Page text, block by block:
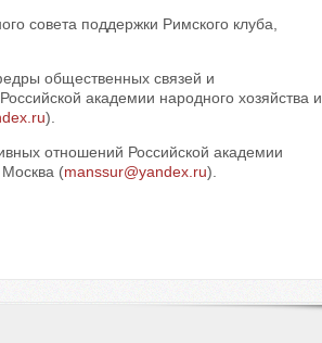
совета поддержки Римского клуба,
общественных связей и
академии народного хозяйства и
).
отношений Российской академии
Москва (manssur@yandex.ru).